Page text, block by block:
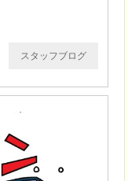
スタッフブログ